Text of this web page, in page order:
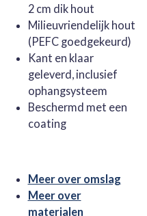
2 cm dik hout
Milieuvriendelijk hout
(PEFC goedgekeurd)
Kant en klaar
geleverd, inclusief
ophangsysteem
Beschermd met een
coating
Meer over omslag
Meer over
materialen